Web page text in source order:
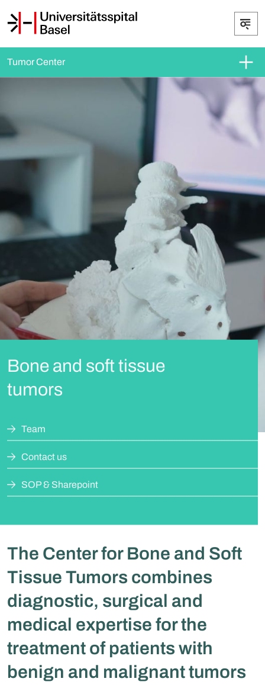
Tumor Center
Bone and soft tissue
tumors
Team
Contact us
SOP & Sharepoint
The Center for Bone and Soft
Tissue Tumors combines
diagnostic, surgical and
medical expertise for the
treatment of patients with
benign and malignant tumors